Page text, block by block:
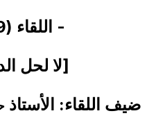
-اللقاء (459) -
[لا لحل
ضيف اللقاء: الأستاذ